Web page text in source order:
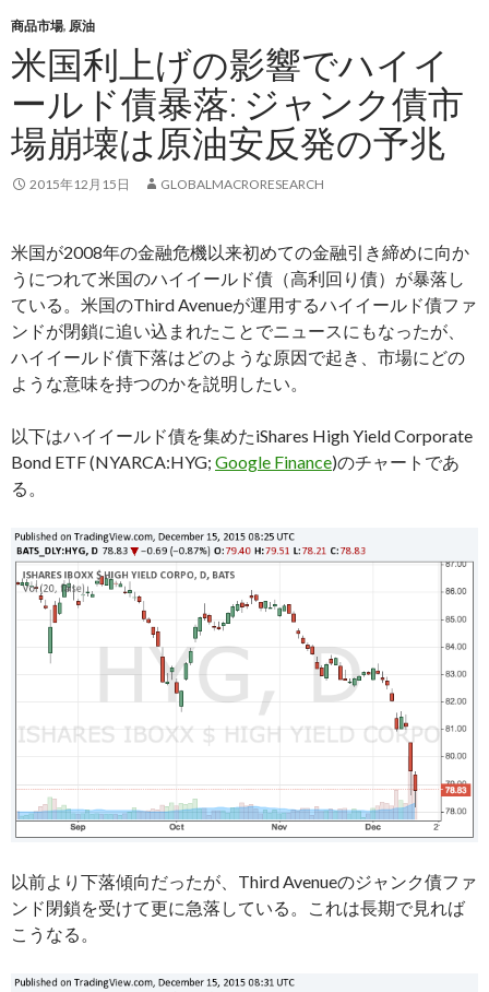
商品市場, 原油
米国利上げの影響でハイイ
ールド債暴落: ジャンク債市
場崩壊は原油安反発の予兆
2015年12月15日 GLOBALMACRORESEARCH
米国が2008年の金融危機以来初めての金融引き締めに向か
うにつれて米国のハイイールド債（高利回り債）が暴落し
ている。米国のThird Avenueが運用するハイイールド債ファ
ンドが閉鎖に追い込まれたことでニュースにもなったが、
ハイイールド債下落はどのような原因で起き、市場にどの
ような意味を持つのかを説明したい。
以下はハイイールド債を集めたiShares High Yield Corporate
Bond ETF (NYARCA:HYG; Google Finance)のチャートであ
る。
以前より下落傾向だったが、Third Avenueのジャンク債ファ
ンド閉鎖を受けて更に急落している。これは長期で見れば
こうなる。